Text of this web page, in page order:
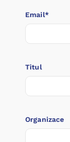
Email*
Titul
Organizace